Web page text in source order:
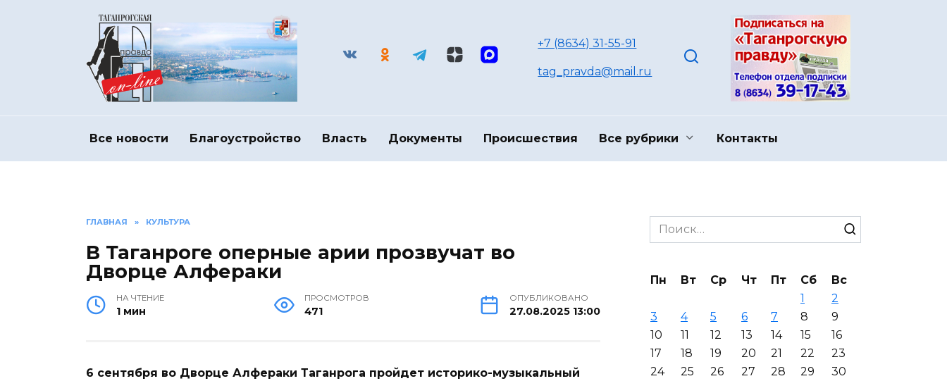
+7 (8634) 31-55-91
tag_pravda@mail.ru
Все новости Благоустройство Власть Документы Происшествия Все рубрики Контакты
ГЛАВНАЯ » КУЛЬТУРА
В Таганроге оперные арии прозвучат во
Дворце Алфераки
НА ЧТЕНИЕ
1 мин
ПРОСМОТРОВ
471
ОПУБЛИКОВАНО
27.08.2025 13:00
6 сентября во Дворце Алфераки Таганрога пройдет историко-музыкальный
Search
for:
Пн Вт Ср Чт Пт Сб
Вс
1
2
3
4 5 6 7 8
9
10
11 12 13 14 15
16
17
18 19 20 21 22
23
24
25 26 27 28 29
30